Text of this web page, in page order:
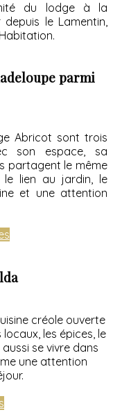
du lodge à la
le Lamentin,
parmi
Abricot sont trois
son espace, sa
partagent le même
le lien au jardin, le
et une attention
créole ouverte
les épices, le
se vivre dans
une attention